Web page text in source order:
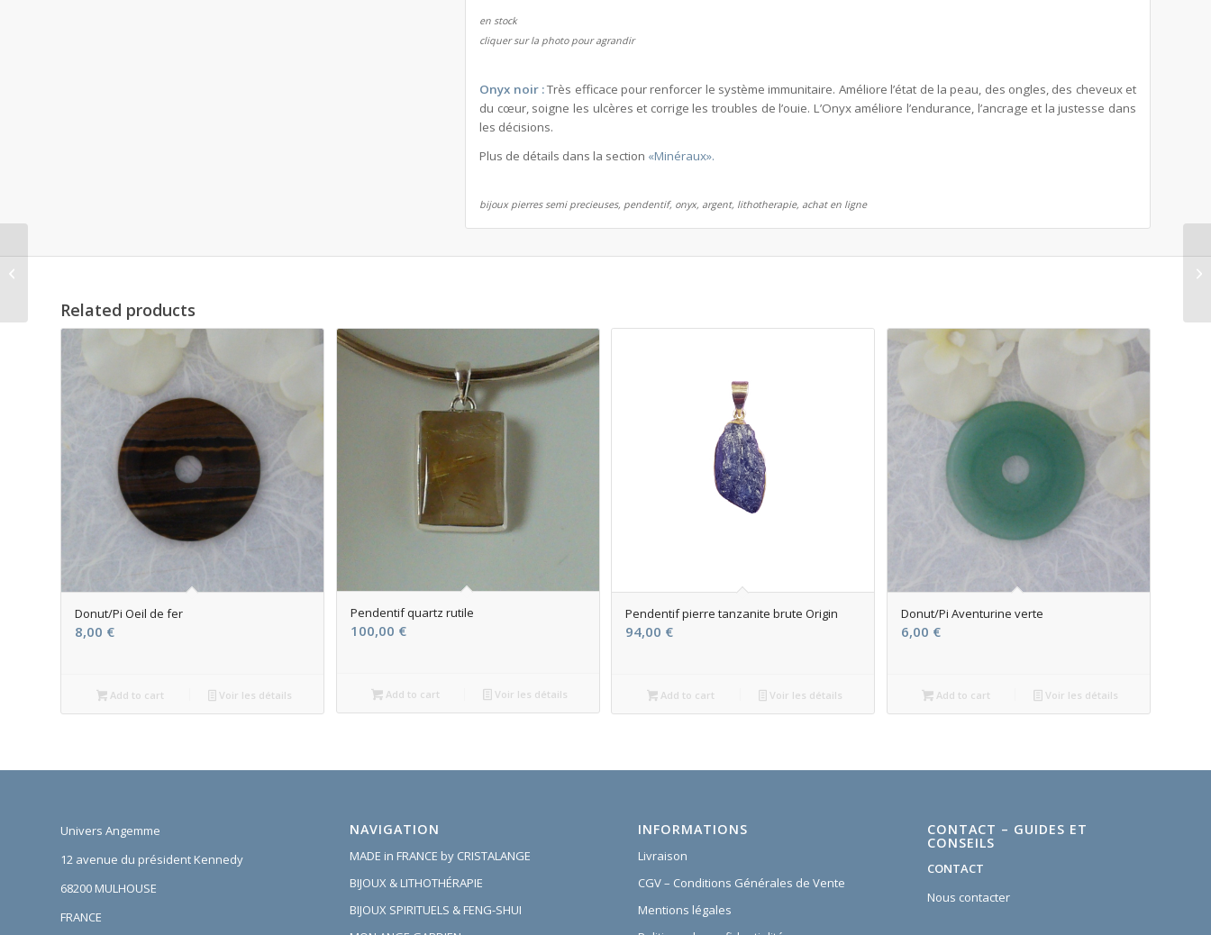
en stock
cliquer sur la photo pour agrandir
Onyx noir :Très efficace pour renforcer le système immunitaire. Améliore l’état de la peau, des ongles, des cheveux et
du cœur, soigne les ulcères et corrige les troubles de l’ouie. L’Onyx améliore l’endurance, l’ancrage et la justesse dans
les décisions.
Plus de détails dans la section «Minéraux».
bijoux pierres semi precieuses, pendentif, onyx, argent, lithotherapie, achat en ligne
Related products
Donut/Pi Oeil de fer
8,00 €
Add to cart Voir les détails
Pendentif quartz rutile
100,00 €
Add to cart Voir les détails
Pendentif pierre tanzanite brute Origin
94,00 €
Add to cart Voir les détails
Donut/Pi Aventurine verte
6,00 €
Add to cart Voir les détails
Univers Angemme
12 avenue du président Kennedy
68200 MULHOUSE
FRANCE
NAVIGATION
MADE in FRANCE by CRISTALANGE
BIJOUX & LITHOTHÉRAPIE
BIJOUX SPIRITUELS & FENG-SHUI
INFORMATIONS
Livraison
CGV – Conditions Générales de Vente
Mentions légales
CONTACT – GUIDES ET
CONSEILS
CONTACT
Nous contacter